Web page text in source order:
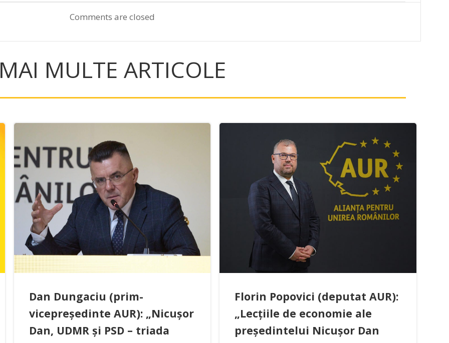
Comments are closed
MAI MULTE ARTICOLE
Dan Dungaciu (prim-
vicepreședinte AUR): „Nicușor
Dan, UDMR și PSD – triada
Florin Popovici (deputat AUR):
„Lecțiile de economie ale
președintelui Nicușor Dan